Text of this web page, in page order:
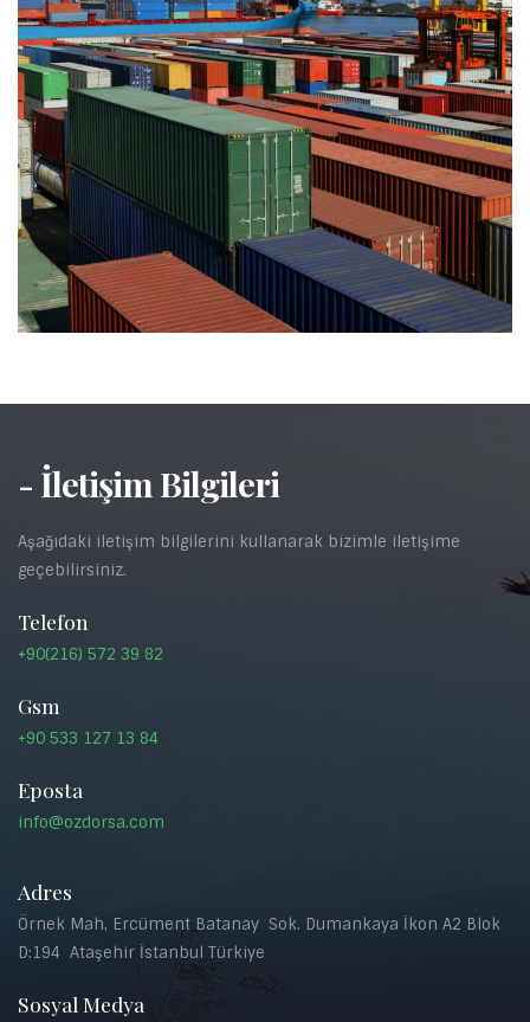
- İletişim Bilgileri
Aşağıdaki iletişim bilgilerini kullanarak bizimle iletişime
geçebilirsiniz.
Telefon
+90(216) 572 39 82
Gsm
+90 533 127 13 84
Eposta
info@ozdorsa.com
Adres
Örnek Mah, Ercüment Batanay Sok. Dumankaya İkon A2 Blok
D:194 Ataşehir İstanbul Türkiye
Sosyal Medya